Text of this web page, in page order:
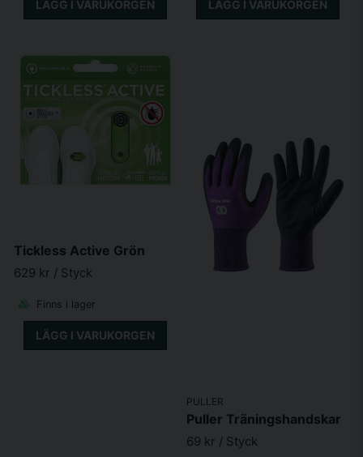
LÄGG I VARUKORGEN LÄGG I VARUKORGEN
Tickless Active Grön
629 kr / Styck
Finns i lager
LÄGG I VARUKORGEN
PULLER
Puller Träningshandskar
69 kr / Styck